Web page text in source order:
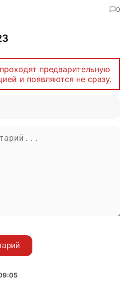
0
предварительную
и появляются не сразу.